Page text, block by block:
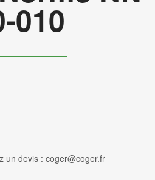
010
un devis : coger@coger.fr